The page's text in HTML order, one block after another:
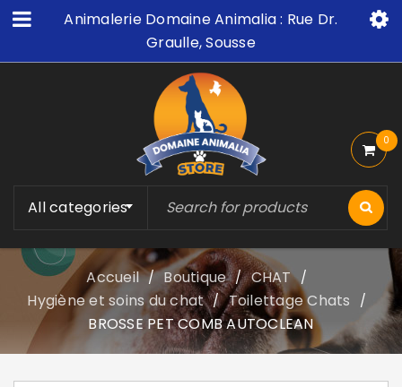
Animalerie Domaine Animalia : Rue Dr.
Graulle, Sousse
All categories
0
Accueil / Boutique / CHAT /
Hygiène et soins du chat / Toilettage Chats /
BROSSE PET COMB AUTOCLEAN